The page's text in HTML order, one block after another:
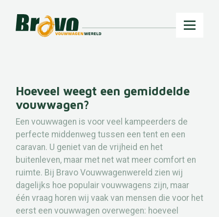
Hoeveel weegt een gemiddelde
vouwwagen?
Een vouwwagen is voor veel kampeerders de
perfecte middenweg tussen een tent en een
caravan. U geniet van de vrijheid en het
buitenleven, maar met net wat meer comfort en
ruimte. Bij Bravo Vouwwagenwereld zien wij
dagelijks hoe populair vouwwagens zijn, maar
één vraag horen wij vaak van mensen die voor het
eerst een vouwwagen overwegen: hoeveel